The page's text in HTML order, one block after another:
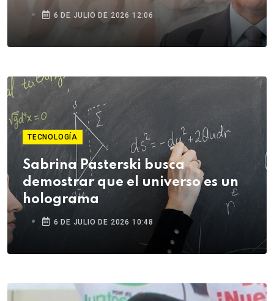
campaña de Fiestas Patrias
6 DE JULIO DE 2026 12:06
TECNOLOGÍA
Sabrina Pasterski busca
demostrar que el universo es un
holograma
6 DE JULIO DE 2026 10:48